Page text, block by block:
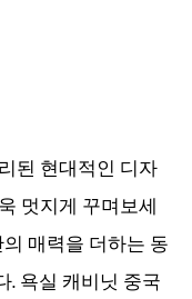
된 현대적인 디자
멋지게 꾸며보세
매력을 더하는 동
. 욕실 캐비닛 중국